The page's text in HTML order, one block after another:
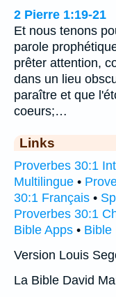
2 Pierre 1:19-21
Et nous tenons
parole
prêter attention,
dans un lieu
paraître et que
coeurs;…
Links
Proverbes 30:1
Multilingue •
30:1 Français •
Proverbes 30:1
Bible Apps • Bible
Version Louis
La Bible David